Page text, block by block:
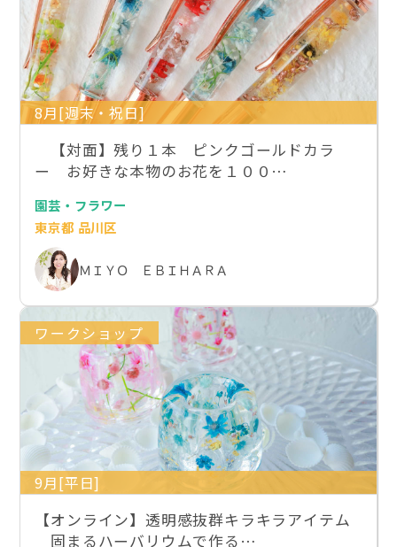
8月[週末・祝日]
【対面】残り１本 ピンクゴールドカラ
ー お好きな本物のお花を１００…
園芸・フラワー
東京都 品川区
ＭＩＹＯ ＥＢＩＨＡＲＡ
ワークショップ
9月[平日]
【オンライン】透明感抜群キラキラアイテム
固まるハーバリウムで作る…